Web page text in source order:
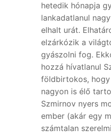
hetedik hónapja
lankadatlanul
elhalt urát.
elzárkózik a
gyászolni fog.
hozzá hívatlanul
földbirtokos,
nagyon is élő
Szmirnov nyers
ember (akár egy
számtalan